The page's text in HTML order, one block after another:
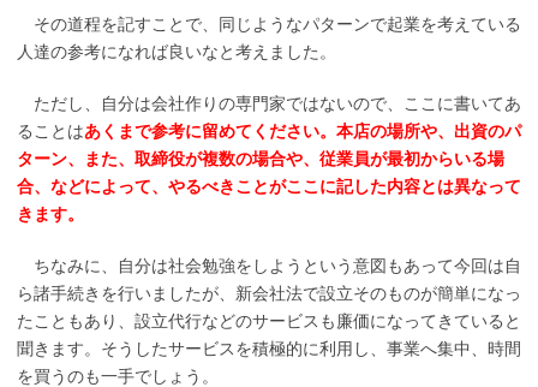
その道程を記すことで、同じようなパターンで起業を考えている
人達の参考になれば良いなと考えました。
ただし、自分は会社作りの専門家ではないので、ここに書いてあ
ることはあくまで参考に留めてください。本店の場所や、出資のパ
ターン、また、取締役が複数の場合や、従業員が最初からいる場
合、などによって、やるべきことがここに記した内容とは異なって
きます。
ちなみに、自分は社会勉強をしようという意図もあって今回は自
ら諸手続きを行いましたが、新会社法で設立そのものが簡単になっ
たこともあり、設立代行などのサービスも廉価になってきていると
聞きます。そうしたサービスを積極的に利用し、事業へ集中、時間
を買うのも一手でしょう。